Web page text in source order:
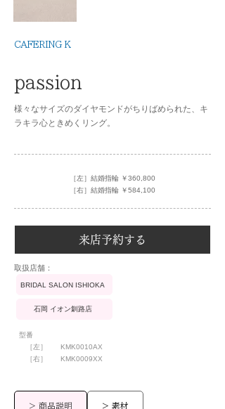
CAFERING K
passion
様々なサイズのダイヤモンドがちりばめられた、キ
ラキラ心ときめくリング。
［左］結婚指輪 ￥360,800
［右］結婚指輪 ￥584,100
来店予約する
​取扱店舗：
BRIDAL SALON ISHIOKA
石岡 イオン釧路店
型番
［左］
［右］
KMK0010AX
KMK0009XX
> 商品説明 > 素材